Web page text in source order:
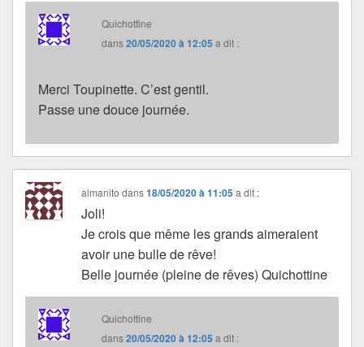
Quichottine
dans20/05/2020 à 12:05 a dit :
Merci Toupinette. C’est gentil.
Passe une douce journée.
almanito dans18/05/2020 à 11:05 a dit :
Joli!
Je crois que même les grands aimeraient
avoir une bulle de rêve!
Belle journée (pleine de rêves) Quichottine
Quichottine
dans20/05/2020 à 12:05 a dit :